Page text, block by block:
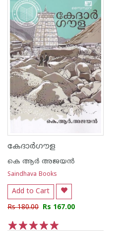
കേദാര്‍ഗൗള
കെ ആര്‍ അജയന്‍
Saindhava Books
Add to Cart
Rs 180.00 Rs 167.00